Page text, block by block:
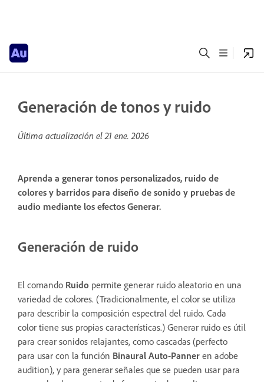
Generación de tonos y ruido
Última actualización el21 ene. 2026
Aprenda a generar tonos personalizados, ruido de
colores y barridos para diseño de sonido y pruebas de
audio mediante los efectos Generar.
Generación de ruido
El comando Ruido permite generar ruido aleatorio en una
variedad de colores. (Tradicionalmente, el color se utiliza
para describir la composición espectral del ruido. Cada
color tiene sus propias características.) Generar ruido es útil
para crear sonidos relajantes, como cascadas (perfecto
para usar con la función Binaural Auto-Panner en adobe
audition), y para generar señales que se pueden usar para